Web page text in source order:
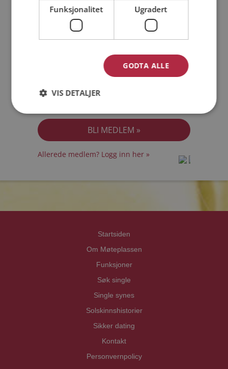
Jeg akseptererMedlemsvilkårene
Allerede medlem? Logg inn her »
Startsiden
Om Møteplassen
Funksjoner
Søk single
Single synes
Solskinnshistorier
Sikker dating
Kontakt
Personvernpolicy
Funksjonalitet Ugradert
GODTA ALLE
VIS DETALJER